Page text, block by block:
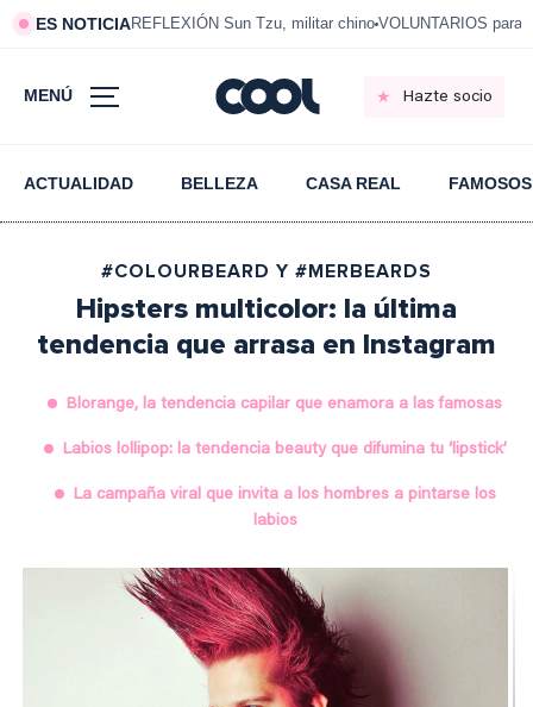
ES NOTICIAREFLEXIÓN Sun Tzu, militar chino VOLUNTARIOS para
MENÚ Hazte socio
ACTUALIDAD BELLEZA CASA REAL FAMOSOS
#COLOURBEARD Y #MERBEARDS
Hipsters multicolor: la última
tendencia que arrasa en Instagram
Blorange, la tendencia capilar que enamora a las famosas
Labios lollipop: la tendencia beauty que difumina tu ‘lipstick’
La campaña viral que invita a los hombres a pintarse los
labios